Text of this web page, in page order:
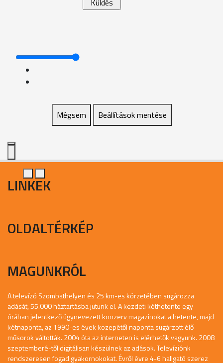
Mégsem Beállítások mentése
LINKEK
OLDALTÉRKÉP
MAGUNKRÓL
A televízó Szombathelyen és 25 km-es körzetében sugározza
adását, 55.000 háztartásba jutunk el. A kezdeti kéthetente egy
órában jelentkező úgynevezett konzerv magazinokat a hetente, majd
kétnaponta, az 1990-es évek közepétől naponta sugárzott élő
műsorok váltották. 2004 óta az interneten is elérhetők vagyunk. 2008
szeptemberé-től digitálisan készülnek az adások. Televíziónk
rendszeresen fogad gyakornokokat. Évről évre 4-6 hallgató szerez